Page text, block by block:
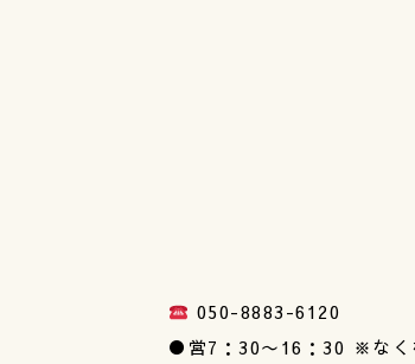
050-8883-6120
●営7：30〜16：30 ※なく